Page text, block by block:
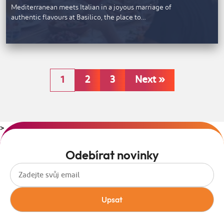
Mediterranean meets Italian in a joyous marriage of
authentic flavours at Basilico, the place to…
1 2 3 Next »
>
Odebírat novinky
Upsat